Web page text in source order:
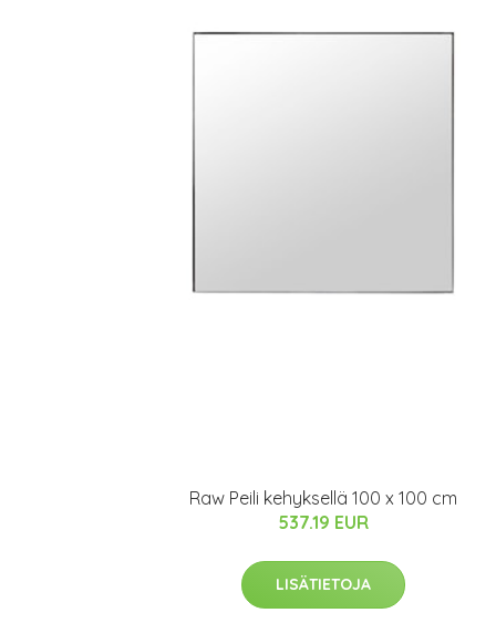
Raw Peili kehyksellä 100 x 100 cm
537.19 EUR
LISÄTIETOJA